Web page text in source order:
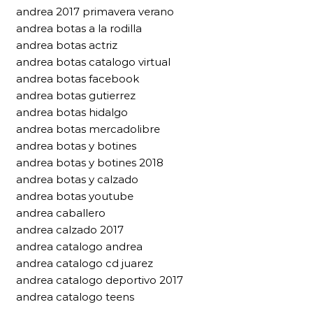
andrea 2017 primavera verano
andrea botas a la rodilla
andrea botas actriz
andrea botas catalogo virtual
andrea botas facebook
andrea botas gutierrez
andrea botas hidalgo
andrea botas mercadolibre
andrea botas y botines
andrea botas y botines 2018
andrea botas y calzado
andrea botas youtube
andrea caballero
andrea calzado 2017
andrea catalogo andrea
andrea catalogo cd juarez
andrea catalogo deportivo 2017
andrea catalogo teens